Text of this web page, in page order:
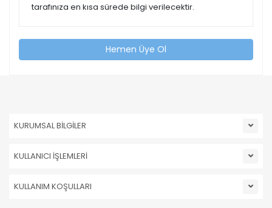
tarafınıza en kısa sürede bilgi verilecektir.
Hemen Üye Ol
KURUMSAL BİLGİLER
KULLANICI İŞLEMLERİ
KULLANIM KOŞULLARI